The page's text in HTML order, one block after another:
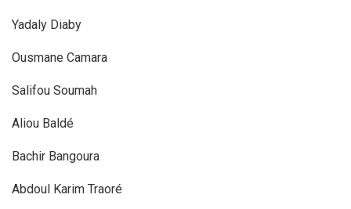
Yadaly Diaby
Ousmane Camara
Salifou Soumah
Aliou Baldé
Bachir Bangoura
Abdoul Karim Traoré